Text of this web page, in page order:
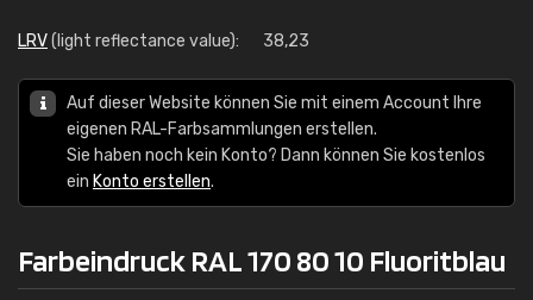
LRV(light reflectance value): 38,23
Auf dieser Website können Sie mit einem Account Ihre
eigenen RAL-Farbsammlungen erstellen.
Sie haben noch kein Konto? Dann können Sie kostenlos
ein Konto erstellen.
Farbeindruck RAL 170 80 10 Fluoritblau